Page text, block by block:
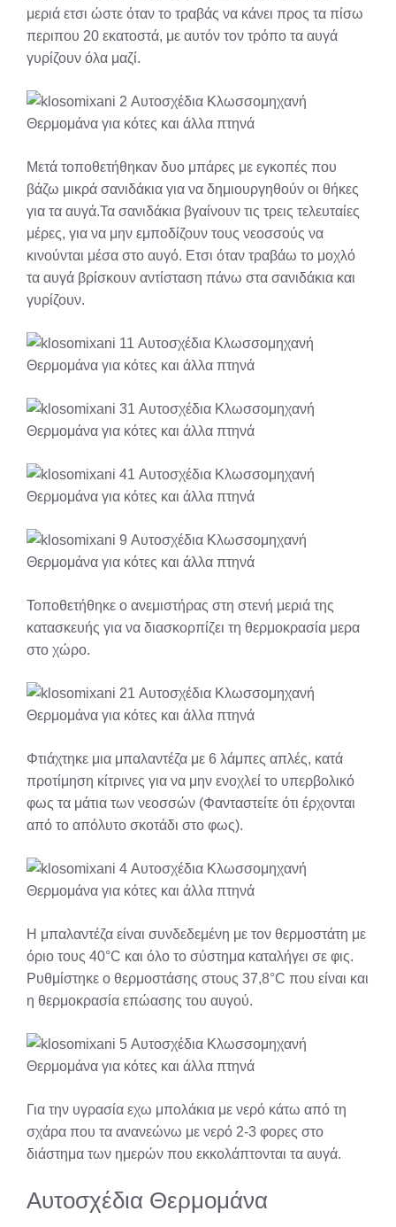
μεριά ετσι ώστε όταν το τραβάς να κάνει προς τα πίσω
περιπου 20 εκατοστά, με αυτόν τον τρόπο τα αυγά
γυρίζουν όλα μαζί.
Μετά τοποθετήθηκαν δυο μπάρες με εγκοπές που
βάζω μικρά σανιδάκια για να δημιουργηθούν οι θήκες
για τα αυγά.Τα σανιδάκια βγαίνουν τις τρεις τελευταίες
μέρες, για να μην εμποδίζουν τους νεοσσούς να
κινούνται μέσα στο αυγό. Ετσι όταν τραβάω το μοχλό
τα αυγά βρίσκουν αντίσταση πάνω στα σανιδάκια και
γυρίζουν.
Τοποθετήθηκε ο ανεμιστήρας στη στενή μεριά της
κατασκευής για να διασκορπίζει τη θερμοκρασία μερα
στο χώρο.
Φτιάχτηκε μια μπαλαντέζα με 6 λάμπες απλές, κατά
προτίμηση κίτρινες για να μην ενοχλεί το υπερβολικό
φως τα μάτια των νεοσσών (Φανταστείτε ότι έρχονται
από το απόλυτο σκοτάδι στο φως).
Η μπαλαντέζα είναι συνδεδεμένη με τον θερμοστάτη με
όριο τους 40°C και όλο το σύστημα καταλήγει σε φις.
Ρυθμίστηκε ο θερμοστάσης στους 37,8°C που είναι και
η θερμοκρασία επώασης του αυγού.
Για την υγρασία εχω μπολάκια με νερό κάτω από τη
σχάρα που τα ανανεώνω με νερό 2-3 φορες στο
διάστημα των ημερών που εκκολάπτονται τα αυγά.
Αυτοσχέδια Θερμομάνα